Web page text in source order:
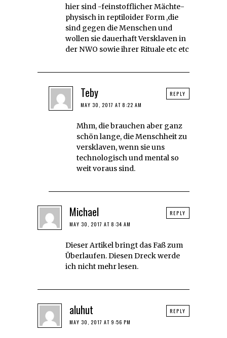
hier sind -feinstofflicher Mächte-
physisch in reptiloider Form ,die
sind gegen die Menschen und
wollen sie dauerhaft Versklaven in
der NWO sowie ihrer Rituale etc etc
Teby
MAY 30, 2017 AT 8:22 AM
Mhm, die brauchen aber ganz
schön lange, die Menschheit zu
versklaven, wenn sie uns
technologisch und mental so
weit voraus sind.
REPLY
Michael
MAY 30, 2017 AT 8:34 AM
Dieser Artikel bringt das Faß zum
Überlaufen. Diesen Dreck werde
ich nicht mehr lesen.
REPLY
aluhut
MAY 30, 2017 AT 9:56 PM
REPLY